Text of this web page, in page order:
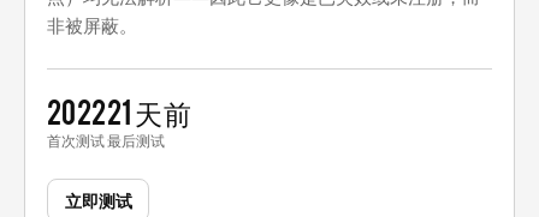
非被屏蔽。
2022
首次测试
21 天前
最后测试
立即测试